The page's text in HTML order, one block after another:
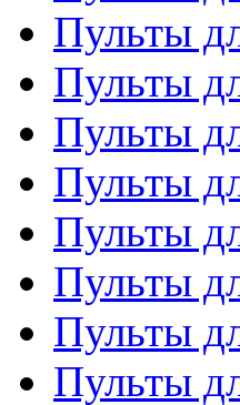
Пульты
Пульты
Пульты
Пульты
Пульты
Пульты
Пульты
Пульты